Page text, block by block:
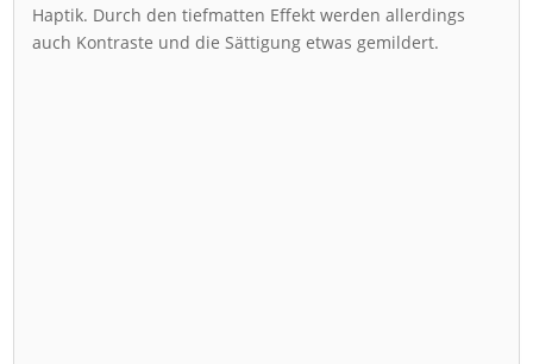
Haptik. Durch den tiefmatten Effekt werden allerdings
auch Kontraste und die Sättigung etwas gemildert.